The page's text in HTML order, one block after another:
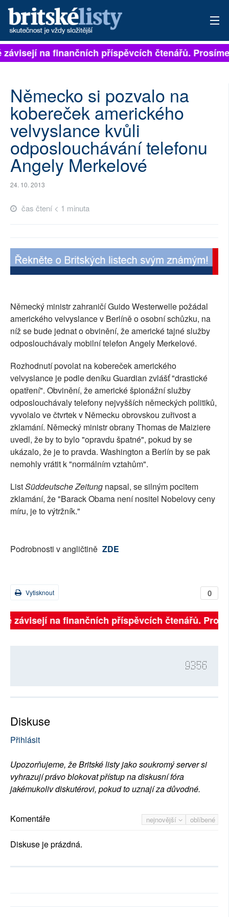
PŘIHLÁSIT
ARCHIV
ROZHOVORY
TÉMATA
NEJČTENĚJŠÍ ZA 7 DNÍ
RUBRIKY
na finančních příspěvcích čtenářů.
Německo si pozvalo na
kobereček amerického
velvyslance kvůli
odposlouchávání telefonu
Angely Merkelové
24. 10. 2013
čas čtení < 1 minuta
Německý ministr zahraničí Guido Westerwelle požádal
amerického velvyslance v Berlíně o osobní schůzku, na
níž se bude jednat o obvinění, že americké tajné služby
odposlouchávaly mobilní telefon Angely Merkelové.
Rozhodnutí povolat na kobereček amerického
velvyslance je podle deníku Guardian zvlášť "drastické
opatření". Obvinění, že americké špionážní služby
odposlouchávaly telefony nejvyšších německých politiků,
vyvolalo ve čtvrtek v Německu obrovskou zuřivost a
zklamání. Německý ministr obrany Thomas de Maiziere
uvedl, že by to bylo "opravdu špatné", pokud by se
ukázalo, že je to pravda. Washington a Berlín by se pak
nemohly vrátit k "normálním vztahům".
ListSüddeutsche Zeitung napsal, se silným pocitem
zklamání, že "Barack Obama není nositel Nobelovy ceny
míru, je to výtržník."
Podrobnosti v angličtině ZDE
0
Vytisknout
závisejí na finančních příspěvcích čtenářů.
9356
Diskuse
Přihlásit
Upozorňujeme, že Britské listy jako soukromý server si
vyhrazují právo blokovat přístup na diskusní fóra
jakémukoliv diskutérovi, pokud to uznají za důvodné.
nejnovější oblíbené
Komentáře
Diskuse je prázdná.